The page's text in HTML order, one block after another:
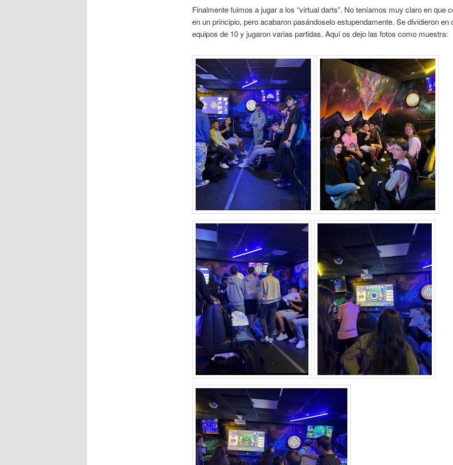
Finalmente fuimos a jugar a los “virtual darts”. No teníamos muy claro en que
en un principio, pero acabaron pasándoselo estupendamente. Se dividieron en
equipos de 10 y jugaron varias partidas. Aquí os dejo las fotos como muestra: